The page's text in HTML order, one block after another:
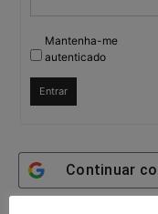
Mantenha-me
autenticado
Entrar
Continuar